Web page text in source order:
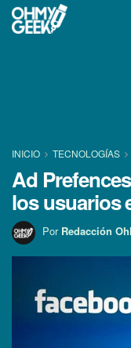
INICIO TECNOLOGÍ­AS
Ad
los usuarios
Por Redacción